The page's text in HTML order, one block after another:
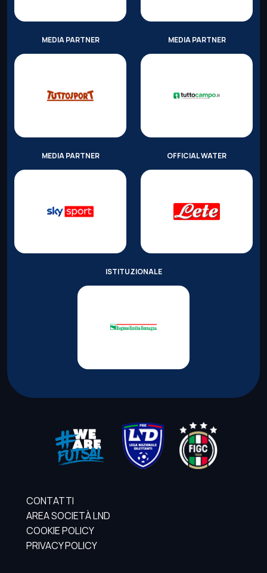
MEDIA PARTNER MEDIA PARTNER
MEDIA PARTNER OFFICIAL WATER
ISTITUZIONALE
CONTATTI
AREA SOCIETÀ LND
COOKIE POLICY
PRIVACY POLICY